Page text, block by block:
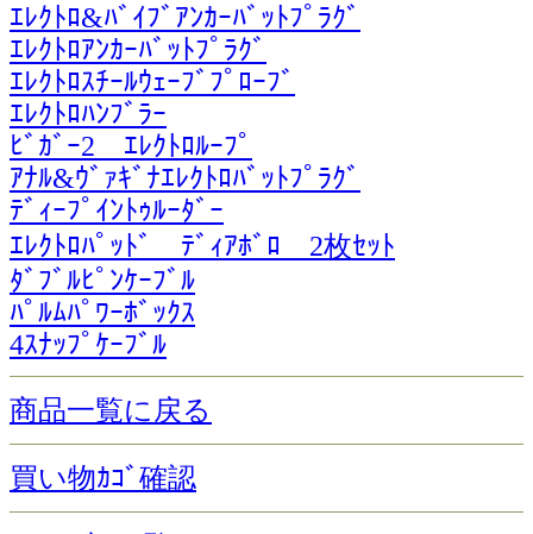
ｴﾚｸﾄﾛ&ﾊﾞｲﾌﾞｱﾝｶｰﾊﾞｯﾄﾌﾟﾗｸﾞ
ｴﾚｸﾄﾛｱﾝｶｰﾊﾞｯﾄﾌﾟﾗｸﾞ
ｴﾚｸﾄﾛｽﾁｰﾙｳｪｰﾌﾞﾌﾟﾛｰﾌﾞ
ｴﾚｸﾄﾛﾊﾝﾌﾞﾗｰ
ﾋﾞｶﾞｰ2 ｴﾚｸﾄﾛﾙｰﾌﾟ
ｱﾅﾙ&ｳﾞｧｷﾞﾅｴﾚｸﾄﾛﾊﾞｯﾄﾌﾟﾗｸﾞ
ﾃﾞｨｰﾌﾟｲﾝﾄｩﾙｰﾀﾞｰ
ｴﾚｸﾄﾛﾊﾟｯﾄﾞ ﾃﾞｨｱﾎﾞﾛ 2枚ｾｯﾄ
ﾀﾞﾌﾞﾙﾋﾟﾝｹｰﾌﾞﾙ
ﾊﾟﾙﾑﾊﾟﾜｰﾎﾞｯｸｽ
4ｽﾅｯﾌﾟｹｰﾌﾞﾙ
商品一覧に戻る
買い物ｶｺﾞ確認